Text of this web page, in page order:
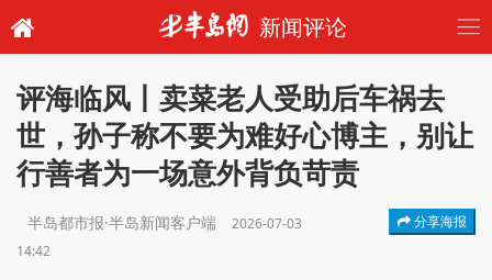
新闻评论
评海临风丨卖菜老人受助后车祸去
世，孙子称不要为难好心博主，别让
行善者为一场意外背负苛责
半岛都市报·半岛新闻客户端
2026-07-03
14:42
分享海报